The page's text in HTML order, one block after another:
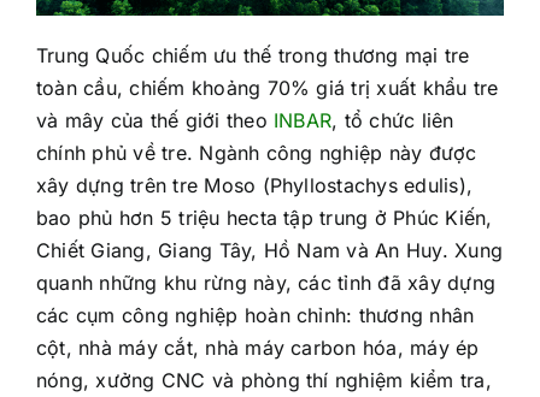
Trung Quốc chiếm ưu thế trong thương mại tre
toàn cầu, chiếm khoảng 70% giá trị xuất khẩu tre
và mây của thế giới theo INBAR, tổ chức liên
chính phủ về tre. Ngành công nghiệp này được
xây dựng trên tre Moso (Phyllostachys edulis),
bao phủ hơn 5 triệu hecta tập trung ở Phúc Kiến,
Chiết Giang, Giang Tây, Hồ Nam và An Huy. Xung
quanh những khu rừng này, các tỉnh đã xây dựng
các cụm công nghiệp hoàn chỉnh: thương nhân
cột, nhà máy cắt, nhà máy carbon hóa, máy ép
nóng, xưởng CNC và phòng thí nghiệm kiểm tra,